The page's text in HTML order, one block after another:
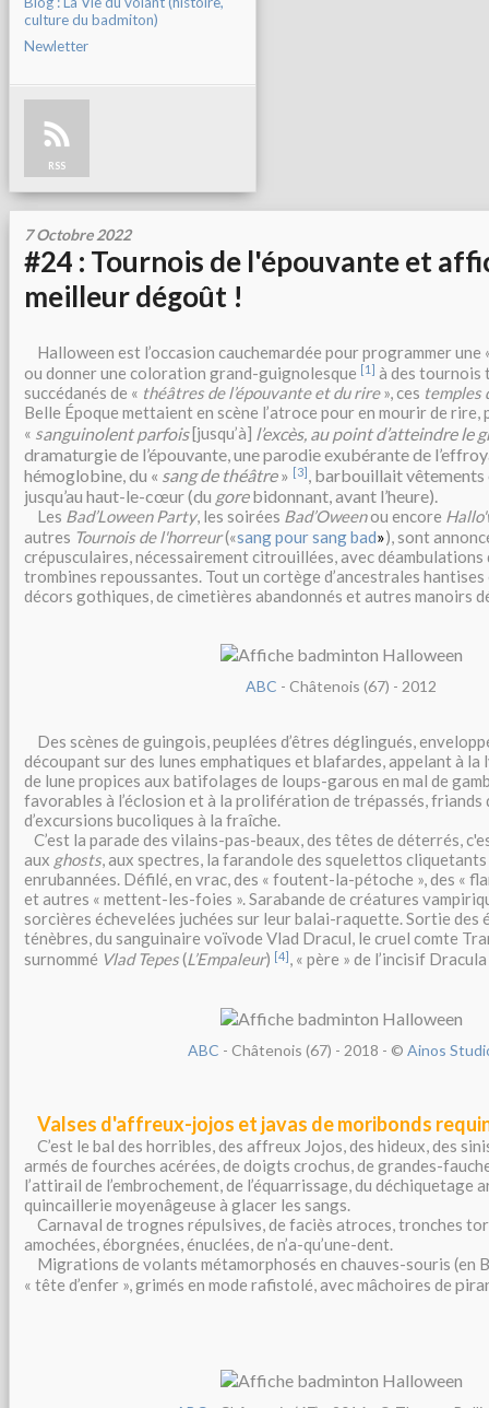
culture du badmiton)
Newletter
RSS
7 Octobre 2022
#24 : Tournois de l'épouvante et
meilleur dégoût !
Halloween est l’occasion cauchemardée pour programmer une
ou donner une coloration grand-guignolesque [1] à des tournois
succédanés de « théâtres de l’épouvante et du rire», ces temples
Belle Époque mettaient en scène l’atroce pour en mourir de rire,
« sanguinolent parfois [jusqu’à] l’excès, au point d’atteindre le
dramaturgie de l’épouvante, une parodie exubérante de
hémoglobine, du « sang de théâtre» [3], barbouillait vêtements
jusqu’au haut-le-cœur (du gore bidonnant, avant l’heure).
Les Bad’Loween Party, les soirées Bad’Oweenou encore
autres Tournois de l'horreur(«sang pour sang bad»), sont
crépusculaires, nécessairement citrouillées, avecdéambulations
trombines repoussantes. Tout un cortège d’ancestrales
décors gothiques, de cimetières abandonnés et autres manoirs
ABC - Châtenois (67) - 2012
Des scènes de guingois, peuplées d’êtres déglingués,
découpant sur des lunes emphatiques et blafardes, appelant à
de lune propices aux batifolages de loups-garous en mal de
favorables à l’éclosion et à la prolifération de trépassés, friands
d’excursions bucoliques à la fraîche.
C’est la parade des vilains-pas-beaux, des têtes de déterrés,
aux ghosts, aux spectres, la farandole des squelettos cliquetants
enrubannées. Défilé, en vrac, des « foutent-la-pétoche », des «
et autres « mettent-les-foies ». Sarabande de créatures
sorcières échevelées juchées sur leur balai-raquette. Sortie des
ténèbres, du sanguinaire voïvode Vlad Dracul, le cruel comte
surnommé Vlad Tepes(L’Empaleur) [4], « père » de l’incisif
ABC - Châtenois (67) - 2018 - ©Ainos
Valses d'affreux-jojos et javas de moribonds
C’est le bal des horribles, des affreux Jojos, des hideux, des
armés de fourches acérées, de doigts crochus, de grandes-
l’attirail de l’embrochement, de l’équarrissage, du déchiquetage
quincaillerie moyenâgeuse à glacer les sangs.
Carnaval de trognes répulsives, de faciès atroces, tronches
amochées, éborgnées, énuclées, de n’a-qu’une-dent.
Migrations de volants métamorphosés en chauves-souris (en
« tête d’enfer », grimés en mode rafistolé, avec mâchoires de